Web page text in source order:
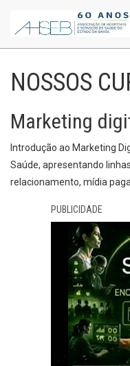
NOSSOS
Marketing
Introdução ao Marketing
Saúde, apresentando
relacionamento, mídia
PUBLICIDADE